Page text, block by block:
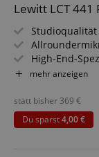
Lewitt LCT 441
High-End-
Acht
Inklusive
Windschutz
mehr anzeigen
statt bisher 369 €
Du sparst4,00 €